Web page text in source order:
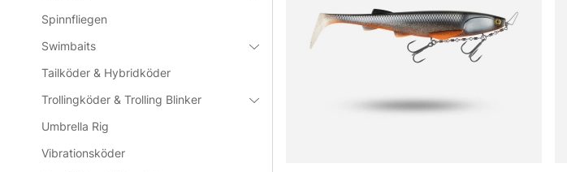
Spinnfliegen
Swimbaits
Tailköder & Hybridköder
Trollingköder & Trolling Blinker
Umbrella Rig
Vibrationsköder